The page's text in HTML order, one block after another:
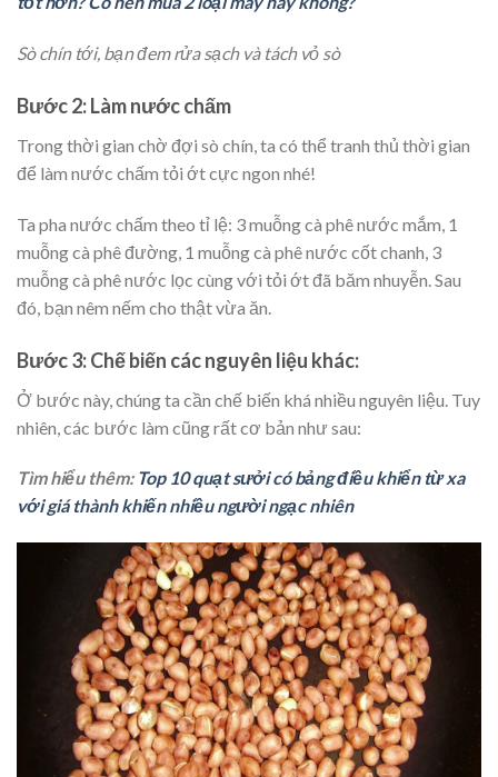
Sò chín tới, bạn đem rửa sạch và tách vỏ sò
Bước 2: Làm nước chấm
Trong thời gian chờ đợi sò chín, ta có thể tranh thủ thời gian
để làm nước chấm tỏi ớt cực ngon nhé!
Ta pha nước chấm theo tỉ lệ: 3 muỗng cà phê nước mắm, 1
muỗng cà phê đường, 1 muỗng cà phê nước cốt chanh, 3
muỗng cà phê nước lọc cùng với tỏi ớt đã băm nhuyễn. Sau
đó, bạn nêm nếm cho thật vừa ăn.
Bước 3: Chế biến các nguyên liệu khác:
Ở bước này, chúng ta cần chế biến khá nhiều nguyên liệu. Tuy
nhiên, các bước làm cũng rất cơ bản như sau:
Tìm hiểu thêm: Top 10 quạt sưởi có bảng điều khiển từ xa
với giá thành khiến nhiều người ngạc nhiên